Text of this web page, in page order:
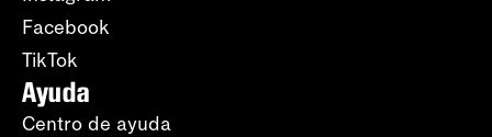
Facebook
TikTok
Ayuda
Centro de ayuda